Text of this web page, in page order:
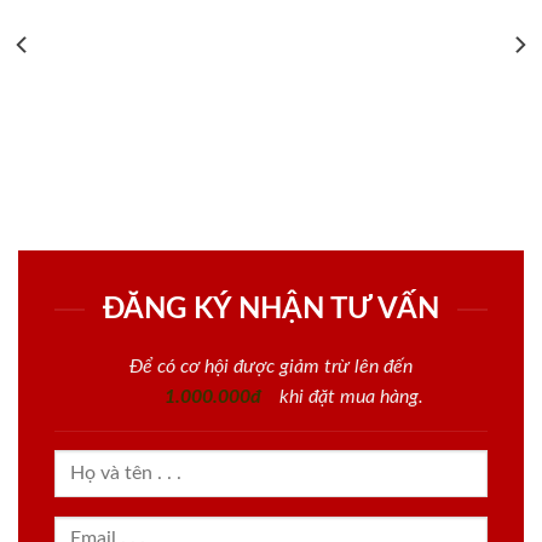
ĐĂNG KÝ NHẬN TƯ VẤN
Để có cơ hội được giảm trừ lên đến
1.000.000đ
khi đặt mua hàng.